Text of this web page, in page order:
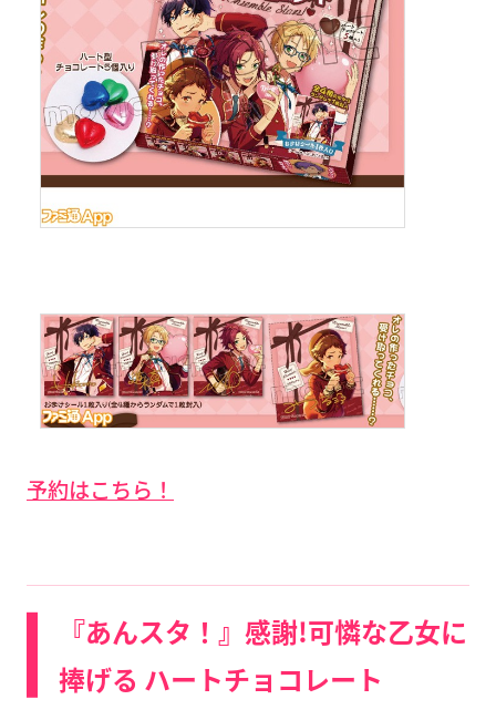
予約はこちら！
『あんスタ！』感謝!可憐な乙女に
捧げる ハートチョコレート